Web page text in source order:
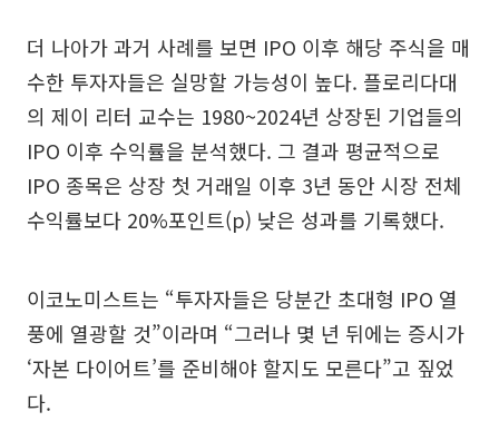
더 나아가 과거 사례를 보면 IPO 이후 해당 주식을 매
수한 투자자들은 실망할 가능성이 높다. 플로리다대
의 제이 리터 교수는 1980~2024년 상장된 기업들의
IPO 이후 수익률을 분석했다. 그 결과 평균적으로
IPO 종목은 상장 첫 거래일 이후 3년 동안 시장 전체
수익률보다 20%포인트(p) 낮은 성과를 기록했다.
이코노미스트는 “투자자들은 당분간 초대형 IPO 열
풍에 열광할 것”이라며 “그러나 몇 년 뒤에는 증시가
‘자본 다이어트’를 준비해야 할지도 모른다”고 짚었
다.